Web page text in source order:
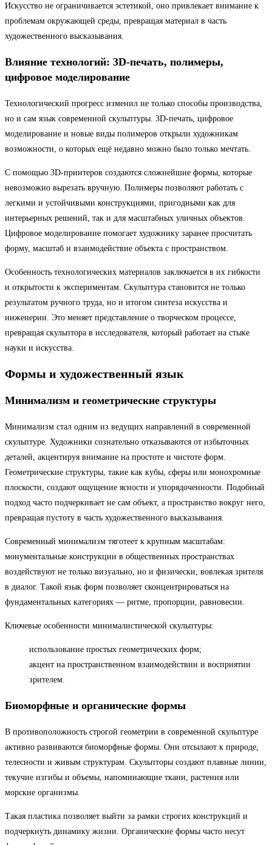
Искусство не ограничивается эстетикой, оно привлекает внимание к
проблемам окружающей среды, превращая материал в часть
художественного высказывания.
Влияние технологий: 3D-печать, полимеры,
цифровое моделирование
Технологический прогресс изменил не только способы производства,
но и сам язык современной скульптуры. 3D-печать, цифровое
моделирование и новые виды полимеров открыли художникам
возможности, о которых ещё недавно можно было только мечтать.
С помощью 3D-принтеров создаются сложнейшие формы, которые
невозможно вырезать вручную. Полимеры позволяют работать с
легкими и устойчивыми конструкциями, пригодными как для
интерьерных решений, так и для масштабных уличных объектов.
Цифровое моделирование помогает художнику заранее просчитать
форму, масштаб и взаимодействие объекта с пространством.
Особенность технологических материалов заключается в их гибкости
и открытости к экспериментам. Скульптура становится не только
результатом ручного труда, но и итогом синтеза искусства и
инженерии. Это меняет представление о творческом процессе,
превращая скульптора в исследователя, который работает на стыке
науки и искусства.
Формы и художественный язык
Минимализм и геометрические структуры
Минимализм стал одним из ведущих направлений в современной
скульптуре. Художники сознательно отказываются от избыточных
деталей, акцентируя внимание на простоте и чистоте форм.
Геометрические структуры, такие как кубы, сферы или монохромные
плоскости, создают ощущение ясности и упорядоченности. Подобный
подход часто подчеркивает не сам объект, а пространство вокруг него,
превращая пустоту в часть художественного высказывания.
Современный минимализм тяготеет к крупным масштабам:
монументальные конструкции в общественных пространствах
воздействуют не только визуально, но и физически, вовлекая зрителя
в диалог. Такой язык форм позволяет сконцентрироваться на
фундаментальных категориях — ритме, пропорции, равновесии.
Ключевые особенности минималистической скульптуры:
использование простых геометрических форм;
акцент на пространственном взаимодействии и восприятии
зрителем.
Биоморфные и органические формы
В противоположность строгой геометрии в современной скульптуре
активно развиваются биоморфные формы. Они отсылают к природе,
телесности и живым структурам. Скульпторы создают плавные линии,
текучие изгибы и объемы, напоминающие ткани, растения или
морские организмы.
Такая пластика позволяет выйти за рамки строгих конструкций и
подчеркнуть динамику жизни. Органические формы часто несут